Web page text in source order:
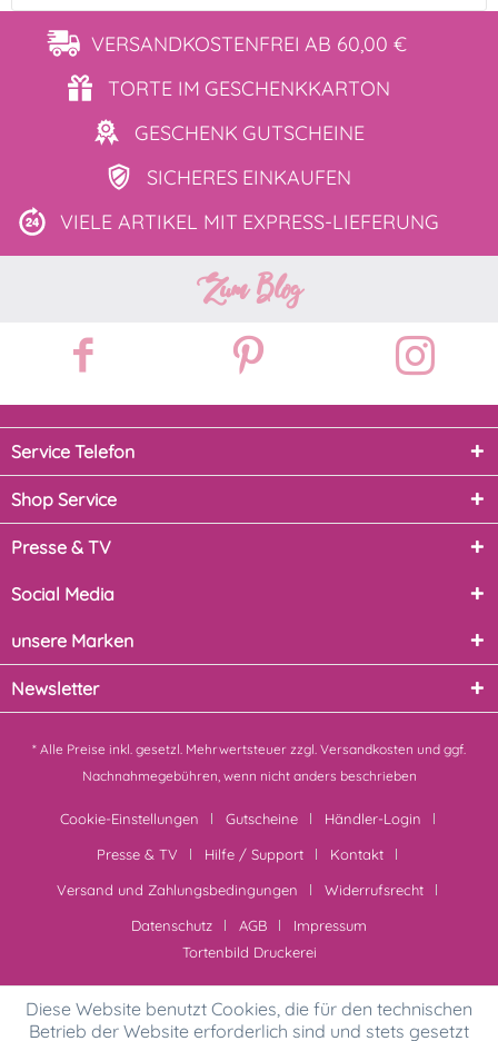
VERSANDKOSTENFREI AB 60,00 €
TORTE IM GESCHENKKARTON
GESCHENK GUTSCHEINE
SICHERES EINKAUFEN
VIELE ARTIKEL MIT EXPRESS-LIEFERUNG
Zum Blog
Service Telefon
Shop Service
Presse & TV
Social Media
unsere Marken
Newsletter
* Alle Preise inkl. gesetzl. Mehrwertsteuer zzgl. Versandkosten und ggf.
Nachnahmegebühren, wenn nicht anders beschrieben
Cookie-Einstellungen Gutscheine
Händler-Login
Presse & TV
Hilfe / Support
Kontakt
Versand und Zahlungsbedingungen
Widerrufsrecht
Datenschutz
AGB
Impressum
Tortenbild Druckerei
Diese Website benutzt Cookies, die für den technischen
Betrieb der Website erforderlich sind und stets gesetzt